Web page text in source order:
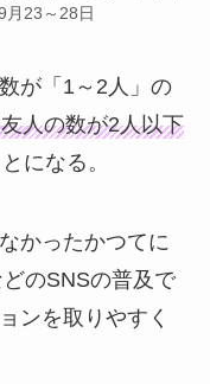
月23～28日
が「1～2人」の
人の数が2人以下
になる。
かったかつてに
のSNSの普及で
ンを取りやすく